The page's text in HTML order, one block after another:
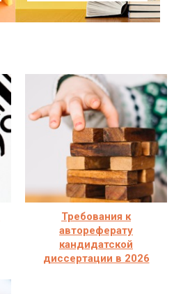
Требования к
автореферату
кандидатской
диссертации в 2026